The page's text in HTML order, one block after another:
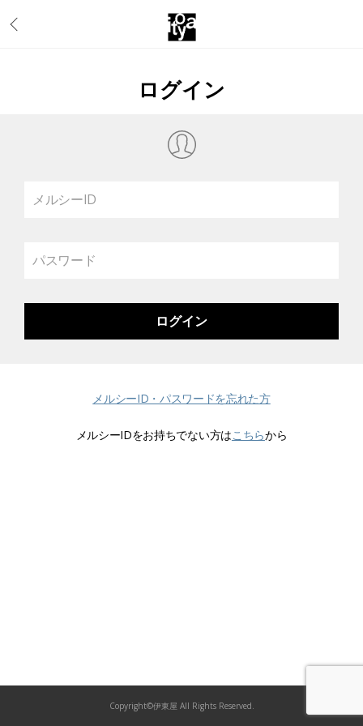
ログイン
メルシーID
パスワード
メルシーID・パスワードを忘れた方
メルシーIDをお持ちでない方はこちらから
Copyright©伊東屋 All Rights Reserved.